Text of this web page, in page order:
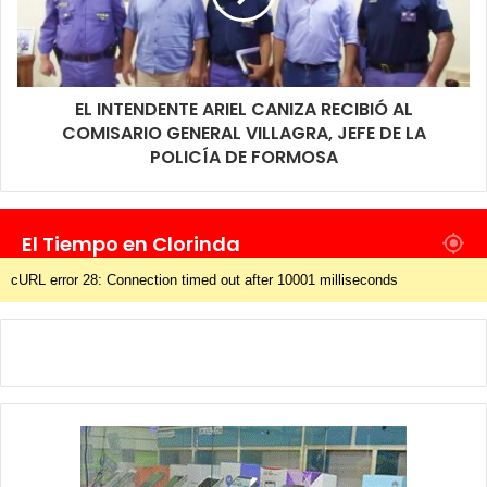
EL INTENDENTE ARIEL CANIZA RECIBIÓ AL
COMISARIO GENERAL VILLAGRA, JEFE DE LA
POLICÍA DE FORMOSA
El Tiempo en Clorinda
cURL error 28: Connection timed out after 10001 milliseconds